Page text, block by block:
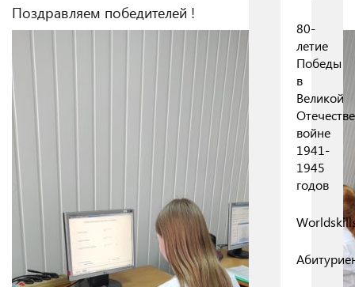
Поздравляем победителей !
80-
летие
Победы
в
Великой
войне
1941-
1945
годов